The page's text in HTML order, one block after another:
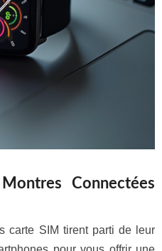
Connectées
carte SIM tirent parti de leur